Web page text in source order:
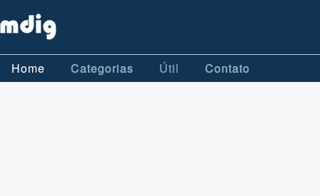
Home Categorias Útil Contato